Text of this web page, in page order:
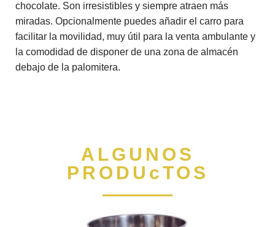
chocolate. Son irresistibles y siempre atraen más
miradas. Opcionalmente puedes añadir el carro para
facilitar la movilidad, muy útil para la venta ambulante y
la comodidad de disponer de una zona de almacén
debajo de la palomitera.
ALGUNOS
PRODUcTOS